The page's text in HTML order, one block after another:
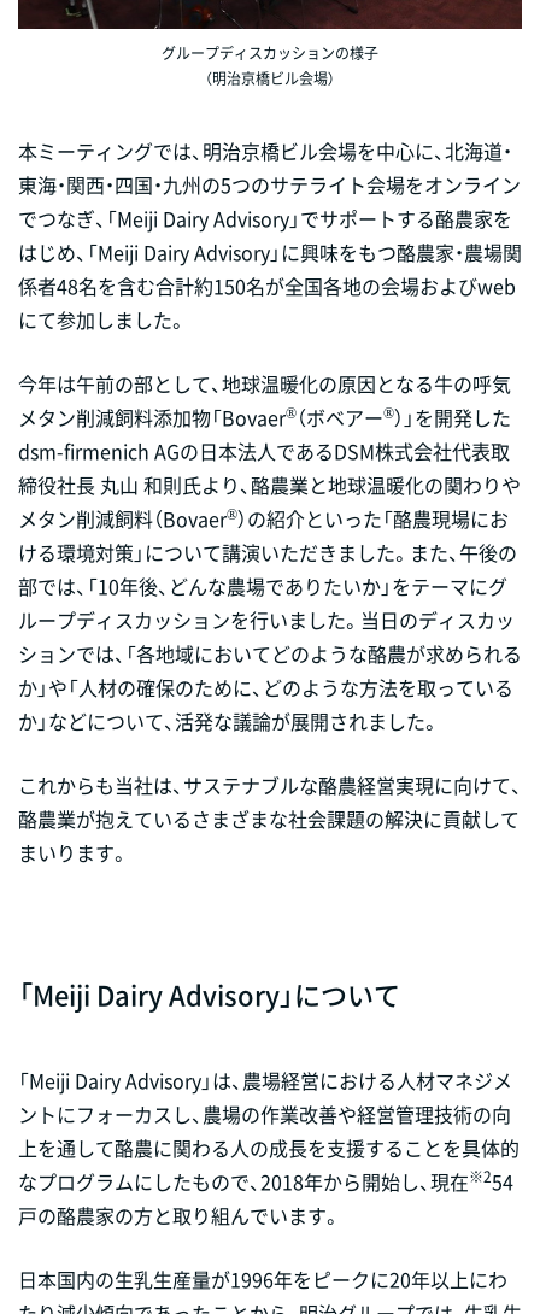
グループディスカッションの様子
（明治京橋ビル会場）
本ミーティングでは、明治京橋ビル会場を中心に、北海道・
東海・関西・四国・九州の5つのサテライト会場をオンライン
でつなぎ、「Meiji Dairy Advisory」でサポートする酪農家を
はじめ、「Meiji Dairy Advisory」に興味をもつ酪農家・農場関
係者48名を含む合計約150名が全国各地の会場およびweb
にて参加しました。
今年は午前の部として、地球温暖化の原因となる牛の呼気
メタン削減飼料添加物「Bovaer®（ボベアー®）」を開発した
dsm-firmenich AGの日本法人であるDSM株式会社代表取
締役社長 丸山 和則氏より、酪農業と地球温暖化の関わりや
メタン削減飼料（Bovaer®）の紹介といった「酪農現場にお
ける環境対策」について講演いただきました。また、午後の
部では、「10年後、どんな農場でありたいか」をテーマにグ
ループディスカッションを行いました。当日のディスカッ
ションでは、「各地域においてどのような酪農が求められる
か」や「人材の確保のために、どのような方法を取っている
か」などについて、活発な議論が展開されました。
これからも当社は、サステナブルな酪農経営実現に向けて、
酪農業が抱えているさまざまな社会課題の解決に貢献して
まいります。
「Meiji Dairy Advisory」について
「Meiji Dairy Advisory」は、農場経営における人材マネジメ
ントにフォーカスし、農場の作業改善や経営管理技術の向
上を通して酪農に関わる人の成長を支援することを具体的
なプログラムにしたもので、2018年から開始し、現在※254
戸の酪農家の方と取り組んでいます。
日本国内の生乳生産量が1996年をピークに20年以上にわ